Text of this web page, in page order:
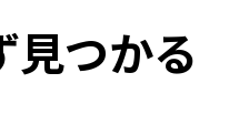
見つかる